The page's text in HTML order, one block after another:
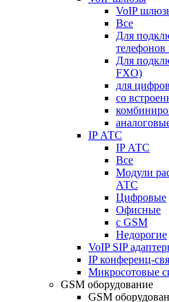
VoIP
Все
Для
Для
FXO)
для
со
IP АТС
IP АТС
Все
Модули
АТС
Цифровые
Офисные
с GSM
Недорогие
VoIP SIP
IP конференц-
Микросотовые
GSM оборудование
GSM